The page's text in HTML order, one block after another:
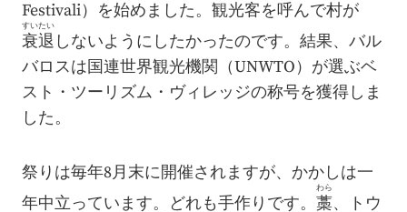
Festivali）を始めました。観光客を呼んで村が
衰退
すいたい
しないようにしたかったのです。結果、バル
バロスは国連世界観光機関（UNWTO）が選ぶベ
スト・ツーリズム・ヴィレッジの称号を獲得しま
した。
祭りは毎年8月末に開催されますが、かかしは一
年中立っています。どれも手作りです。 藁
わら
、トウ